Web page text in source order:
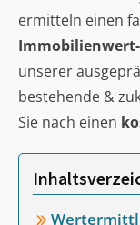
ermitteln einen
unserer
bestehende &
Sie nach einen